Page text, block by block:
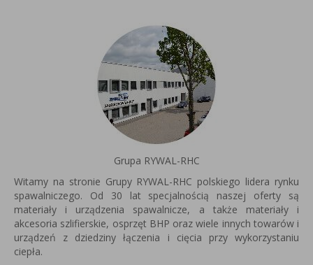
Grupa RYWAL-RHC
Witamy na stronie Grupy RYWAL-RHC polskiego lidera rynku
spawalniczego. Od 30 lat specjalnością naszej oferty są
materiały i urządzenia spawalnicze, a także materiały i
akcesoria szlifierskie, osprzęt BHP oraz wiele innych towarów i
urządzeń z dziedziny łączenia i cięcia przy wykorzystaniu
ciepła.